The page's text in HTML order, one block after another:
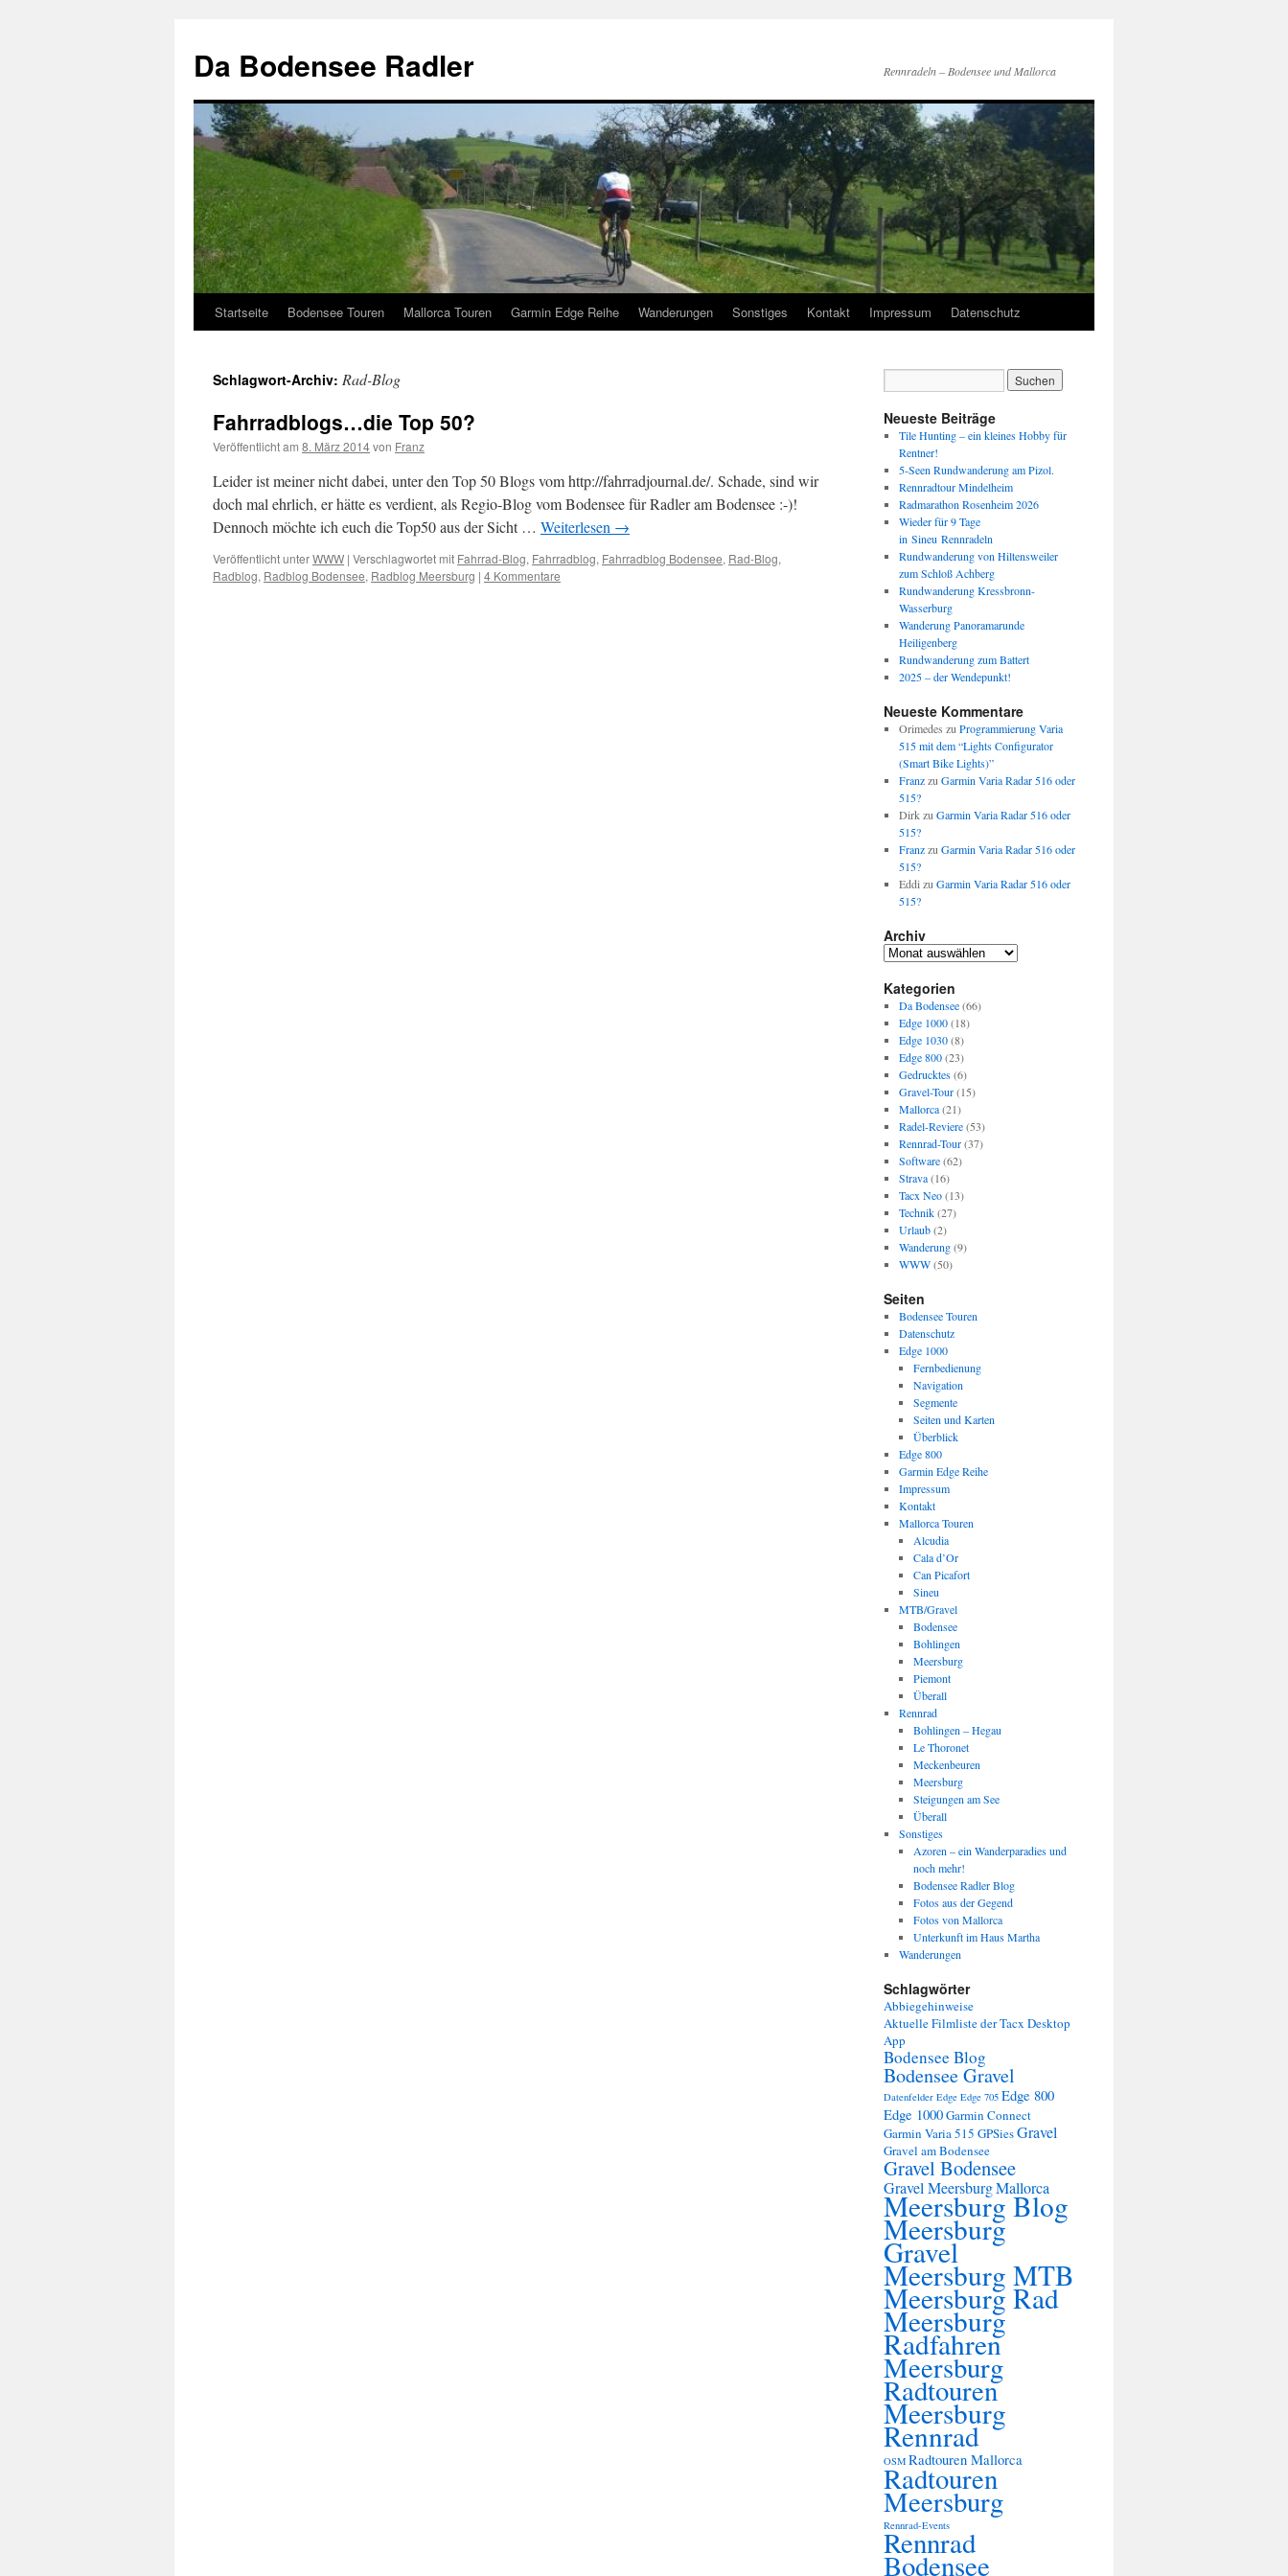
springen
Da Bodensee Radler Rennradeln – Bodensee und Mallorca
Startseite Bodensee Touren Mallorca Touren Garmin Edge Reihe Wanderungen Sonstiges Kontakt Impressum Datenschutz
Schlagwort-Archiv: Rad-Blog
Fahrradblogs…die Top 50?
Veröffentlicht am 8. März 2014von Franz
Leider ist meiner nicht dabei, unter den Top 50 Blogs vom http://fahrradjournal.de/. Schade, sind wir
doch mal ehrlich, er hätte es verdient, als Regio-Blog vom Bodensee für Radler am Bodensee :-)!
Dennoch möchte ich euch die Top50 aus der Sicht … Weiterlesen →
Veröffentlicht unterWWW | Verschlagwortet mit Fahrrad-Blog, Fahrradblog, Fahrradblog Bodensee, Rad-Blog,
Radblog, Radblog Bodensee, Radblog Meersburg | 4 Kommentare
Neueste Beiträge
Tile Hunting – ein kleines Hobby für
Rentner!
5-Seen Rundwanderung am Pizol.
Rennradtour Mindelheim
Radmarathon Rosenheim 2026
Wieder für 9 Tage
in Sineu Rennradeln
Rundwanderung von Hiltensweiler
zum Schloß Achberg
Rundwanderung Kressbronn-
Wasserburg
Wanderung Panoramarunde
Heiligenberg
Rundwanderung zum Battert
2025 – der Wendepunkt!
Neueste Kommentare
Orimedes zu Programmierung Varia
515 mit dem “Lights Configurator
(Smart Bike Lights)”
Franzzu Garmin Varia Radar 516 oder
515?
Dirkzu Garmin Varia Radar 516 oder
515?
Franzzu Garmin Varia Radar 516 oder
515?
Eddi zu Garmin Varia Radar 516 oder
515?
Archiv
Archiv
Kategorien
Da Bodensee(66)
Edge 1000(18)
Edge 1030(8)
Edge 800(23)
Gedrucktes(6)
Gravel-Tour(15)
Mallorca(21)
Radel-Reviere(53)
Rennrad-Tour(37)
Software(62)
Strava(16)
Tacx Neo(13)
Technik(27)
Urlaub(2)
Wanderung(9)
WWW(50)
Seiten
Bodensee Touren
Datenschutz
Edge 1000
Fernbedienung
Navigation
Segmente
Seiten und Karten
Überblick
Edge 800
Garmin Edge Reihe
Impressum
Kontakt
Mallorca Touren
Alcudia
Cala d’Or
Can Picafort
Sineu
MTB/Gravel
Bodensee
Bohlingen
Meersburg
Piemont
Überall
Rennrad
Bohlingen – Hegau
Le Thoronet
Meckenbeuren
Meersburg
Steigungen am See
Überall
Sonstiges
Azoren – ein Wanderparadies und
noch mehr!
Bodensee Radler Blog
Fotos aus der Gegend
Fotos von Mallorca
Unterkunft im Haus Martha
Wanderungen
Schlagwörter
Abbiegehinweise
Aktuelle Filmliste der Tacx Desktop
App
Bodensee Blog
Bodensee Gravel
Datenfelder Edge Edge 705 Edge 800
Edge 1000Garmin Connect
Garmin Varia 515 GPSiesGravel
Gravel am Bodensee
Gravel Bodensee
Gravel MeersburgMallorca
Meersburg Blog
Meersburg
Gravel
Meersburg MTB
Meersburg Rad
Meersburg
Radfahren
Meersburg
Radtouren
Meersburg
Rennrad
OSM Radtouren Mallorca
Radtouren
Meersburg
Rennrad-Events
Rennrad
Bodensee